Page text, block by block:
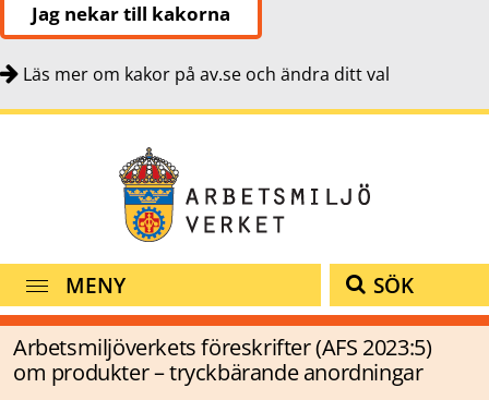
Jag nekar till kakorna
Läs mer om kakor på av.se och ändra ditt val
MENY SÖK
Arbetsmiljöverkets föreskrifter (AFS 2023:5)
om produkter – tryckbärande anordningar